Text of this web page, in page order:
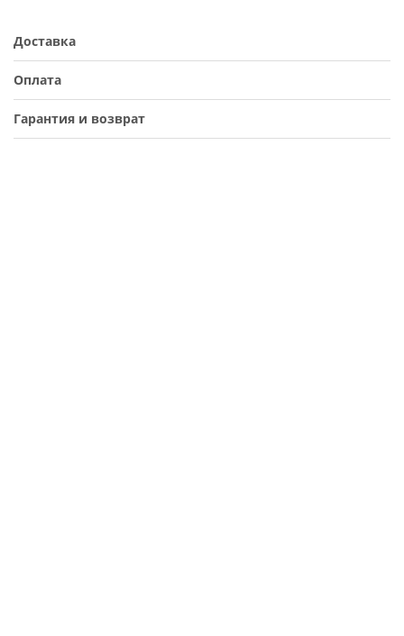
Доставка
Оплата
Гарантия и возврат